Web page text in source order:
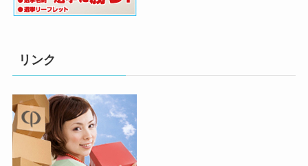
リンク